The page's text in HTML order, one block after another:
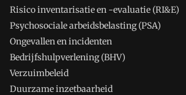
Risico inventarisatie en -evaluatie (RI&E)
Psychosociale arbeidsbelasting (PSA)
Ongevallen en incidenten
Bedrijfshulpverlening (BHV)
Verzuimbeleid
Duurzame inzetbaarheid